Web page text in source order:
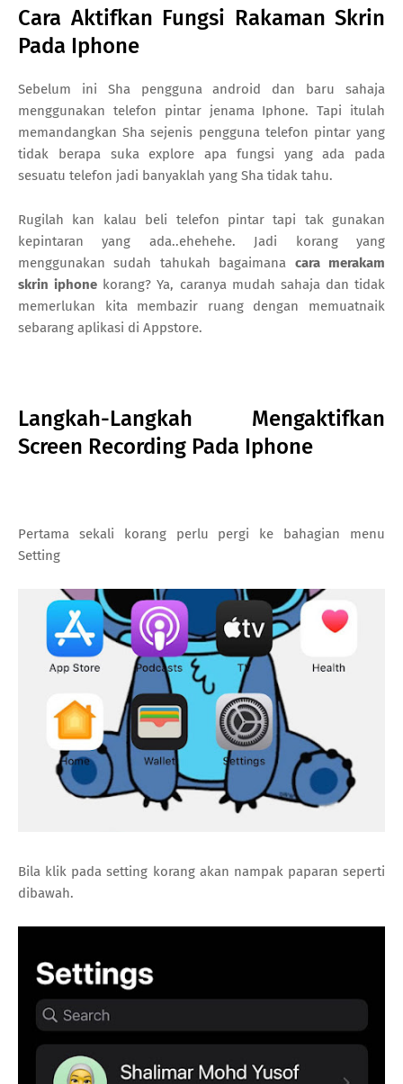
Cara Aktifkan Fungsi Rakaman Skrin
Pada Iphone
Sebelum ini Sha pengguna android dan baru sahaja
menggunakan telefon pintar jenama Iphone. Tapi itulah
memandangkan Sha sejenis pengguna telefon pintar yang
tidak berapa suka explore apa fungsi yang ada pada
sesuatu telefon jadi banyaklah yang Sha tidak tahu.
Rugilah kan kalau beli telefon pintar tapi tak gunakan
kepintaran yang ada..ehehehe. Jadi korang yang
menggunakan sudah tahukah bagaimana cara merakam
skrin iphone korang? Ya, caranya mudah sahaja dan tidak
memerlukan kita membazir ruang dengan memuatnaik
sebarang aplikasi di Appstore.
Langkah-Langkah Mengaktifkan
Screen Recording Pada Iphone
Pertama sekali korang perlu pergi ke bahagian menu
Setting
Bila klik pada setting korang akan nampak paparan seperti
dibawah.